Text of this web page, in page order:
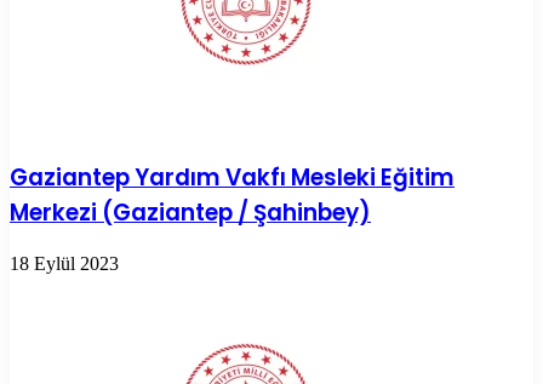
Gaziantep Yardım Vakfı Mesleki Eğitim
Merkezi (Gaziantep / Şahinbey)
18 Eylül 2023